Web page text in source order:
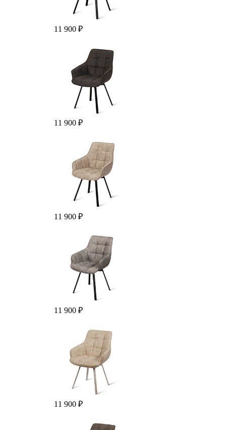
11 900 ₽
11 900 ₽
11 900 ₽
11 900 ₽
11 900 ₽